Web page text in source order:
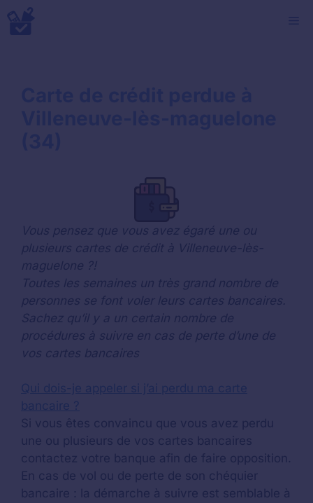
Aller
au
Vous pensez que vous avez égaré une ou
plusieurs cartes de crédit à Villeneuve-lès-
maguelone ?!
Toutes les semaines un très grand nombre de
personnes se font voler leurs cartes bancaires.
Sachez qu’il y a un certain nombre de
procédures à suivre en cas de perte d’une de
vos cartes bancaires
Qui dois-je appeler si j’ai perdu ma carte
bancaire ?
Si vous êtes convaincu que vous avez perdu
une ou plusieurs de vos cartes bancaires
contactez votre banque afin de faire opposition.
En cas de vol ou de perte de son chéquier
bancaire : la démarche à suivre est semblable à